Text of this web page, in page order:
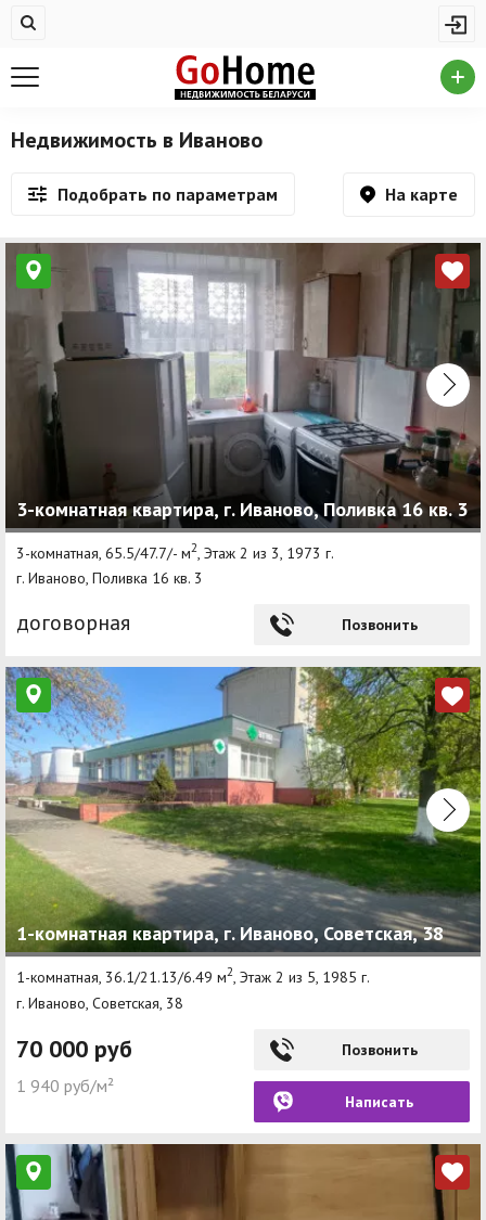
Недвижимость в Иваново
На сутки
Новостройки
Дома/коттеджи/участки
Комерческая недвижимость
Недвижимость в Иваново
Продажа коммерческой недвижимости
Аренда коммерческой недвижимости
Другие разделы
Новости
Грузовое такси
Способы оплаты
Реклама на сайте
Недвижимость в Иваново
Подобрать по параметрам На карте
3-комнатная квартира, г. Иваново, Поливка 16 кв. 3
3-комнатная, 65.5/47.7/- м2 , Этаж 2 из 3, 1973 г.
г. Иваново, Поливка 16 кв. 3
договорная Позвонить
1-комнатная квартира, г. Иваново, Советская, 38
1-комнатная, 36.1/21.13/6.49 м2, Этаж 2 из 5, 1985 г.
г. Иваново, Советская, 38
70 000 руб
1 940 руб/м²
Позвонить
Написать